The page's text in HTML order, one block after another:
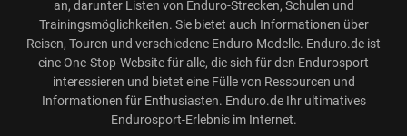
an, darunter Listen von Enduro-Strecken, Schulen und
Trainingsmöglichkeiten. Sie bietet auch Informationen über
Reisen, Touren und verschiedene Enduro-Modelle. Enduro.de ist
eine One-Stop-Website für alle, die sich für den Endurosport
interessieren und bietet eine Fülle von Ressourcen und
Informationen für Enthusiasten. Enduro.de Ihr ultimatives
Endurosport-Erlebnis im Internet.